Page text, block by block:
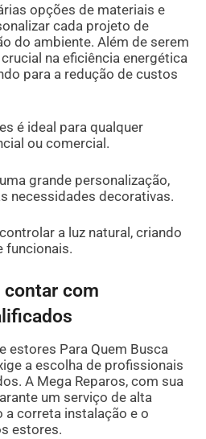
opções de materiais e
cada projeto de
do ambiente. Além de serem
na eficiência energética
para a redução de custos
é ideal para qualquer
ou comercial.
grande personalização,
necessidades decorativas.
a luz natural, criando
funcionais.
com
estores Para Quem Busca
a escolha de profissionais
A Mega Reparos, com sua
um serviço de alta
a correta instalação e o
estores.